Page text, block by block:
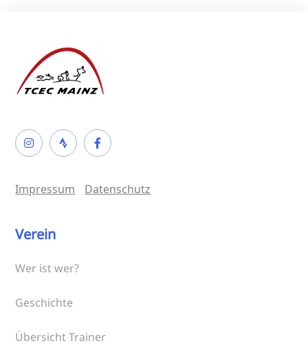
Impressum Datenschutz
Verein
Wer ist wer?
Geschichte
Übersicht Trainer